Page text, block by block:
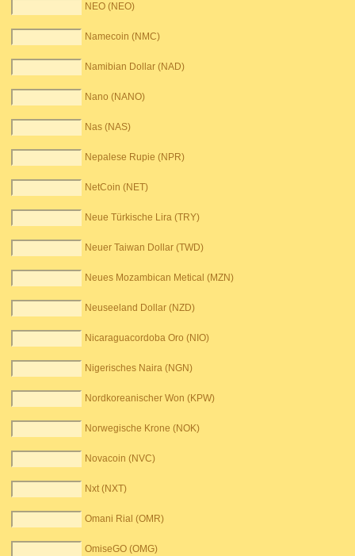
NEO (NEO)
Namecoin (NMC)
Namibian Dollar (NAD)
Nano (NANO)
Nas (NAS)
Nepalese Rupie (NPR)
NetCoin (NET)
Neue Türkische Lira (TRY)
Neuer Taiwan Dollar (TWD)
Neues Mozambican Metical (MZN)
Neuseeland Dollar (NZD)
Nicaraguacordoba Oro (NIO)
Nigerisches Naira (NGN)
Nordkoreanischer Won (KPW)
Norwegische Krone (NOK)
Novacoin (NVC)
Nxt (NXT)
Omani Rial (OMR)
OmiseGO (OMG)